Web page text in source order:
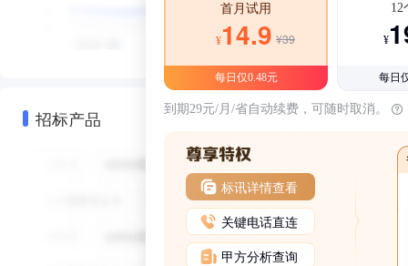
招标产品
首月试用
¥14.9 ¥39
每日仅0.48元
12
¥
每日
到期29元/月/省自动续费，可随时取消。
标讯详情查看
关键电话直连
甲方分析查询